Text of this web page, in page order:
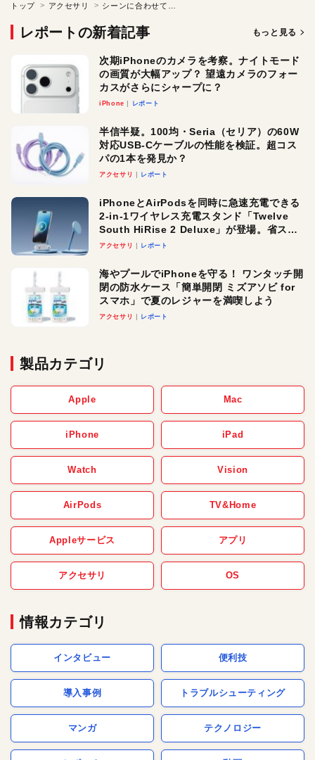
トップ アクセサリ
レポートの新着記事 もっと見る
次期iPhoneのカメラを考察。ナイトモード
の画質が大幅アップ？ 望遠カメラのフォー
カスがさらにシャープに？
iPhone レポート
半信半疑。100均・Seria（セリア）の60W
対応USB-Cケーブルの性能を検証。超コス
パの1本を発見か？
アクセサリ レポート
iPhoneとAirPodsを同時に急速充電できる
2-in-1ワイヤレス充電スタンド「Twelve
South HiRise 2 Deluxe」が登場。省スペ
ースでおしゃれに充電したい人にオスス
アクセサリ レポート
海やプールでiPhoneを守る！ ワンタッチ開
閉の防水ケース「簡単開閉 ミズアソビ for
スマホ」で夏のレジャーを満喫しよう
アクセサリ レポート
製品カテゴリ
Apple Mac
iPhone iPad
Watch Vision
AirPods TV&Home
Appleサービス アプリ
アクセサリ OS
情報カテゴリ
インタビュー 便利技
導入事例 トラブルシューティング
マンガ テクノロジー